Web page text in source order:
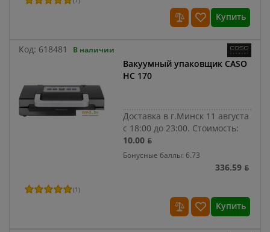
Купить
Код: 618481 В наличии
Вакуумный упаковщик CASO
HC 170
Доставка в г.Минск 11 августа
с 18:00 до 23:00. Стоимость:
10.00 ƃ
Бонусные баллы: 6.73
336.59 ƃ
(1)
Купить